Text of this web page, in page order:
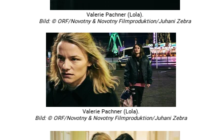
Valerie Pachner (Lola).
Bild: © ORF/Novotny & Novotny Filmproduktion/Juhani Zebra
Valerie Pachner (Lola).
Bild: © ORF/Novotny & Novotny Filmproduktion/Juhani Zebra